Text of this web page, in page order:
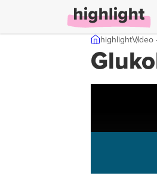
Skip til indhold
highlightVideo